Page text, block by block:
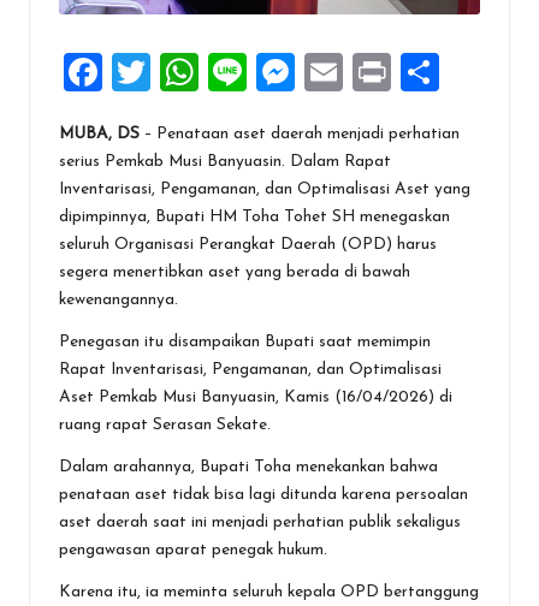
F
ce
b
o
o
k
T
tt
er
W
at
s
A
p
Li
e
M
se
n
g
er
E
ai
l
Pr
t
ar
e
MUBA, DS – Penataan aset daerah menjadi perhatian
serius Pemkab Musi Banyuasin. Dalam Rapat
Inventarisasi, Pengamanan, dan Optimalisasi Aset yang
dipimpinnya, Bupati HM Toha Tohet SH menegaskan
seluruh Organisasi Perangkat Daerah (OPD) harus
segera menertibkan aset yang berada di bawah
kewenangannya.
Penegasan itu disampaikan Bupati saat memimpin
Rapat Inventarisasi, Pengamanan, dan Optimalisasi
Aset Pemkab Musi Banyuasin, Kamis (16/04/2026) di
ruang rapat Serasan Sekate.
Dalam arahannya, Bupati Toha menekankan bahwa
penataan aset tidak bisa lagi ditunda karena persoalan
aset daerah saat ini menjadi perhatian publik sekaligus
pengawasan aparat penegak hukum.
Karena itu, ia meminta seluruh kepala OPD bertanggung